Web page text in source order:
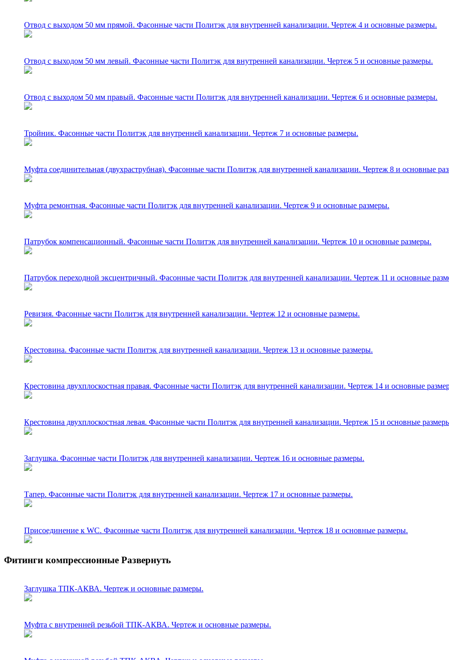
Отвод с выходом 50 мм прямой. Фасонные части Политэк для внутренней канализации. Чертеж 4 и основные размеры.
Отвод с выходом 50 мм левый. Фасонные части Политэк для внутренней канализации. Чертеж 5 и основные размеры.
Отвод с выходом 50 мм правый. Фасонные части Политэк для внутренней канализации. Чертеж 6 и основные размеры.
Тройник. Фасонные части Политэк для внутренней канализации. Чертеж 7 и основные размеры.
Муфта соединительная (двухраструбная). Фасонные части Политэк для внутренней канализации. Чертеж 8 и основные
Муфта ремонтная. Фасонные части Политэк для внутренней канализации. Чертеж 9 и основные размеры.
Патрубок компенсационный. Фасонные части Политэк для внутренней канализации. Чертеж 10 и основные размеры.
Патрубок переходной эксцентричный. Фасонные части Политэк для внутренней канализации. Чертеж 11 и основные
Ревизия. Фасонные части Политэк для внутренней канализации. Чертеж 12 и основные размеры.
Крестовина. Фасонные части Политэк для внутренней канализации. Чертеж 13 и основные размеры.
Крестовина двухплоскостная правая. Фасонные части Политэк для внутренней канализации. Чертеж 14 и основные
Крестовина двухплоскостная левая. Фасонные части Политэк для внутренней канализации. Чертеж 15 и основные
Заглушка. Фасонные части Политэк для внутренней канализации. Чертеж 16 и основные размеры.
Тапер. Фасонные части Политэк для внутренней канализации. Чертеж 17 и основные размеры.
Присоединение к WC. Фасонные части Политэк для внутренней канализации. Чертеж 18 и основные размеры.
Фитинги компрессионные Развернуть
Заглушка ТПК-АКВА. Чертеж и основные размеры.
Муфта с внутренней резьбой ТПК-АКВА. Чертеж и основные размеры.